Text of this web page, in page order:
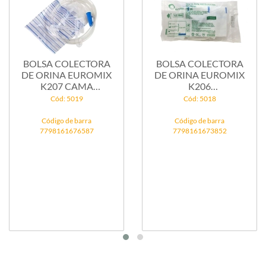
BOLSA COLECTORA
DE ORINA EUROMIX
K207 CAMA
C/DESAG...
Cód: 5019
Código de barra
7798161676587
BOLSA COLECTORA
DE ORINA EUROMIX
K206
AMBULATORIA...
Cód: 5018
Código de barra
7798161673852